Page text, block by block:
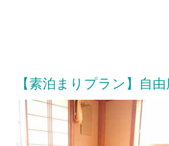
【素泊まりプラン】自